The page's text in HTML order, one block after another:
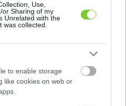
Use,
or Sharing of my
Unrelated with the
was collected.
to enable storage
like cookies on web or
(Salix